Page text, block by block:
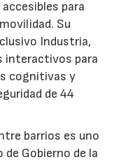
para
Su
Industria,
interactivos para
cognitivas y
de 44
barrios es uno
Gobierno de la